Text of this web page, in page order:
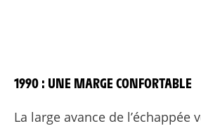
1990 : UNE MARGE CONFORTABLE
La large avance de l’échappée